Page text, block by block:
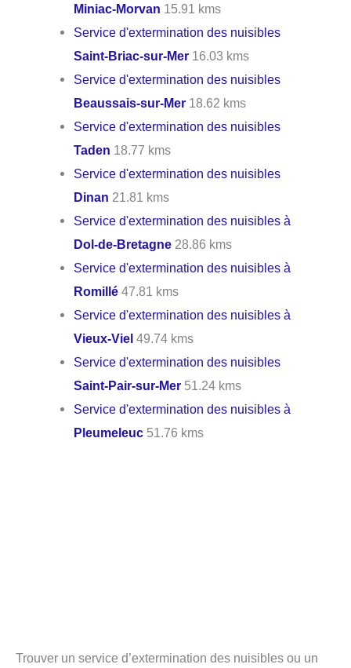
Miniac-Morvan 15.91 kms
Service d'extermination des nuisibles
Saint-Briac-sur-Mer 16.03 kms
Service d'extermination des nuisibles
Beaussais-sur-Mer 18.62 kms
Service d'extermination des nuisibles
Taden 18.77 kms
Service d'extermination des nuisibles
Dinan 21.81 kms
Service d'extermination des nuisibles à
Dol-de-Bretagne 28.86 kms
Service d'extermination des nuisibles à
Romillé 47.81 kms
Service d'extermination des nuisibles à
Vieux-Viel 49.74 kms
Service d'extermination des nuisibles
Saint-Pair-sur-Mer 51.24 kms
Service d'extermination des nuisibles à
Pleumeleuc 51.76 kms
Trouver un service d’extermination des nuisibles ou un